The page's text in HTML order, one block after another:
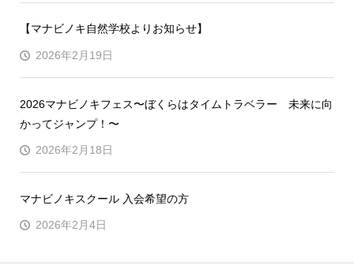
【マナビノキ自然学校よりお知らせ】
2026年2月19日
2026マナビノキフェス〜ぼくらはタイムトラベラー 未来に向
かってジャンプ！〜
2026年2月18日
マナビノキスクール 入会希望の方
2026年2月4日